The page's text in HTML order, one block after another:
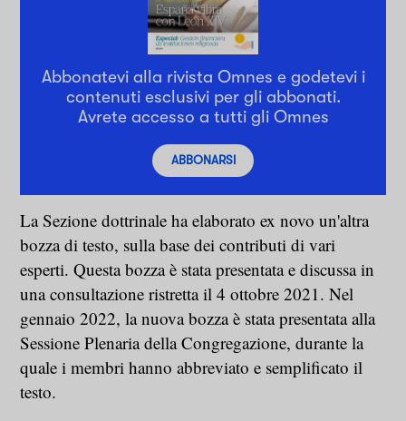
Abbonatevi alla rivista Omnes e godetevi i
contenuti esclusivi per gli abbonati.
Avrete accesso a tutti gli Omnes
ABBONARSI
La Sezione dottrinale ha elaborato ex novo un'altra
bozza di testo, sulla base dei contributi di vari
esperti. Questa bozza è stata presentata e discussa in
una consultazione ristretta il 4 ottobre 2021. Nel
gennaio 2022, la nuova bozza è stata presentata alla
Sessione Plenaria della Congregazione, durante la
quale i membri hanno abbreviato e semplificato il
testo.